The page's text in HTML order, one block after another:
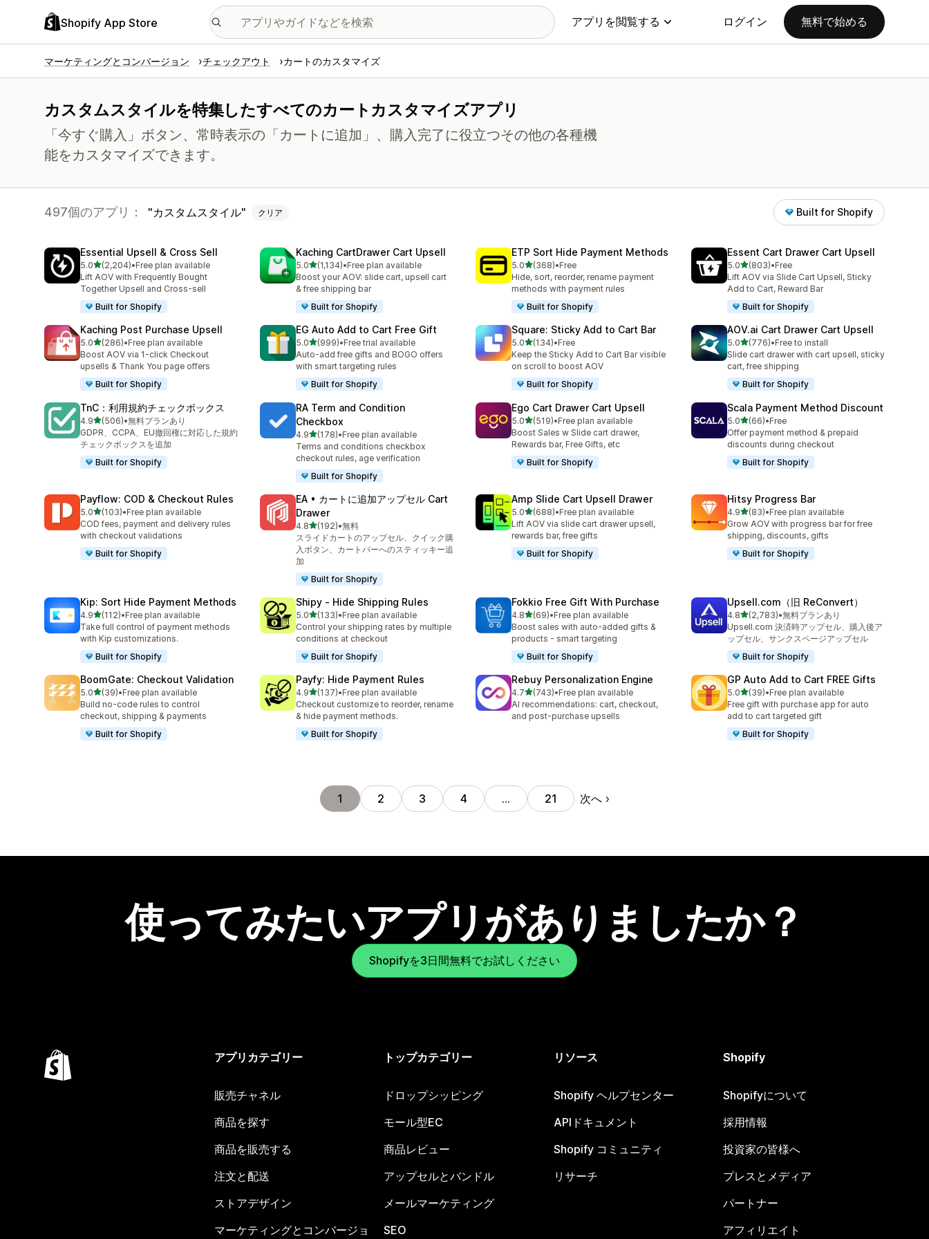
Shopify App Store アプリを閲覧する ログイン 無料で始める
マーケティングとコンバージョン チェックアウト カートのカスタマイズ
カスタムスタイルを特集したすべてのカートカスタマイズアプリ
「今すぐ購入」ボタン、常時表示の「カートに追加」、購入完了に役立つその他の各種機
能をカスタマイズできます。
497個のアプリ： カスタムスタイル クリア Built for Shopify
Essential Upsell & Cross Sell
5.05つ星中
(2,204)
合計レビュー数：2204件
•Free plan available
Lift AOV with Frequently Bought
Together Upsell and Cross-sell
Built for Shopify
Kaching CartDrawer Cart Upsell
5.05つ星中
(1,134)
合計レビュー数：1134件
•Free plan available
Boost your AOV: slide cart, upsell cart
& free shipping bar
Built for Shopify
ETP Sort Hide Payment Methods
5.05つ星中
(368)
合計レビュー数：368件
•Free
Hide, sort, reorder, rename payment
methods with payment rules
Built for Shopify
Essent Cart Drawer Cart Upsell
5.05つ星中
(803)
合計レビュー数：803件
•Free
Lift AOV via Slide Cart Upsell, Sticky
Add to Cart, Reward Bar
Built for Shopify
Kaching Post Purchase Upsell
5.05つ星中
(286)
合計レビュー数：286件
•Free plan available
Boost AOV via 1-click Checkout
upsells & Thank You page offers
Built for Shopify
EG Auto Add to Cart Free Gift
5.05つ星中
(999)
合計レビュー数：999件
•Free trial available
Auto-add free gifts and BOGO offers
with smart targeting rules
Built for Shopify
Square: Sticky Add to Cart Bar
5.05つ星中
(134)
合計レビュー数：134件
•Free
Keep the Sticky Add to Cart Bar visible
on scroll to boost AOV
Built for Shopify
AOV.ai Cart Drawer Cart Upsell
5.05つ星中
(776)
合計レビュー数：776件
•Free to install
Slide cart drawer with cart upsell, sticky
cart, free shipping
Built for Shopify
TnC：利用規約チェックボックス
4.95つ星中
(506)
合計レビュー数：506件
•無料プランあり
GDPR、CCPA、EU撤回権に対応した規約
チェックボックスを追加
Built for Shopify
RA Term and Condition
Checkbox
4.95つ星中
(178)
合計レビュー数：178件
•Free plan available
Terms and conditions checkbox
checkout rules, age verification
Built for Shopify
Ego Cart Drawer Cart Upsell
5.05つ星中
(519)
合計レビュー数：519件
•Free plan available
Boost Sales w Slide cart drawer,
Rewards bar, Free Gifts, etc
Built for Shopify
Scala Payment Method Discount
5.05つ星中
(66)
合計レビュー数：66件
•Free
Offer payment method & prepaid
discounts during checkout
Built for Shopify
Payflow: COD & Checkout Rules
5.05つ星中
(103)
合計レビュー数：103件
•Free plan available
COD fees, payment and delivery rules
with checkout validations
Built for Shopify
EA • カートに追加アップセル Cart
Drawer
4.85つ星中
(192)
合計レビュー数：192件
•無料
スライドカートのアップセル、クイック購
入ボタン、カートバーへのスティッキー追
加
Built for Shopify
Amp Slide Cart Upsell Drawer
5.05つ星中
(688)
合計レビュー数：688件
•Free plan available
Lift AOV via slide cart drawer upsell,
rewards bar, free gifts
Built for Shopify
Hitsy Progress Bar
4.95つ星中
(83)
合計レビュー数：83件
•Free plan available
Grow AOV with progress bar for free
shipping, discounts, gifts
Built for Shopify
Kip: Sort Hide Payment Methods
4.95つ星中
(112)
合計レビュー数：112件
•Free plan available
Take full control of payment methods
with Kip customizations.
Built for Shopify
Shipy ‑ Hide Shipping Rules
5.05つ星中
(133)
合計レビュー数：133件
•Free plan available
Control your shipping rates by multiple
conditions at checkout
Built for Shopify
Fokkio Free Gift With Purchase
4.85つ星中
(69)
合計レビュー数：69件
•Free plan available
Boost sales with auto-added gifts &
products - smart targeting
Built for Shopify
Upsell.com（旧 ReConvert）
4.85つ星中
(2,783)
合計レビュー数：2783件
•無料プランあり
Upsell.com 決済時アップセル、購入後ア
ップセル、サンクスページアップセル
Built for Shopify
BoomGate: Checkout Validation
5.05つ星中
(39)
合計レビュー数：39件
•Free plan available
Build no-code rules to control
checkout, shipping & payments
Built for Shopify
Payfy: Hide Payment Rules
4.95つ星中
(137)
合計レビュー数：137件
•Free plan available
Checkout customize to reorder, rename
& hide payment methods.
Built for Shopify
Rebuy Personalization Engine
4.75つ星中
(743)
合計レビュー数：743件
•Free plan available
AI recommendations: cart, checkout,
and post-purchase upsells
GP Auto Add to Cart FREE Gifts
5.05つ星中
(39)
合計レビュー数：39件
•Free plan available
Free gift with purchase app for auto
add to cart targeted gift
Built for Shopify
1 2 3 4 … 21 次へ
使ってみたいアプリがありましたか？
Shopifyを3日間無料でお試しください
アプリカテゴリー
販売チャネル
商品を探す
商品を販売する
注文と配送
ストアデザイン
マーケティングとコンバージョ
トップカテゴリー
ドロップシッピング
モール型EC
商品レビュー
アップセルとバンドル
メールマーケティング
SEO
リソース
Shopify ヘルプセンター
APIドキュメント
Shopify コミュニティ
リサーチ
Shopify
Shopifyについて
採用情報
投資家の皆様へ
プレスとメディア
パートナー
アフィリエイト